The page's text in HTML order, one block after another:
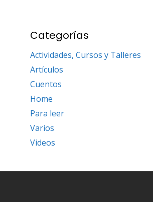
Categorías
Actividades, Cursos y Talleres
Artículos
Cuentos
Home
Para leer
Varios
Videos